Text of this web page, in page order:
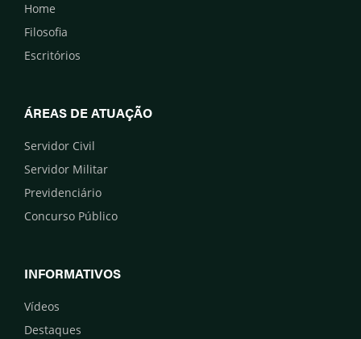
Home
Filosofia
Escritórios
ÁREAS DE ATUAÇÃO
Servidor Civil
Servidor Militar
Previdenciário
Concurso Público
INFORMATIVOS
Vídeos
Destaques